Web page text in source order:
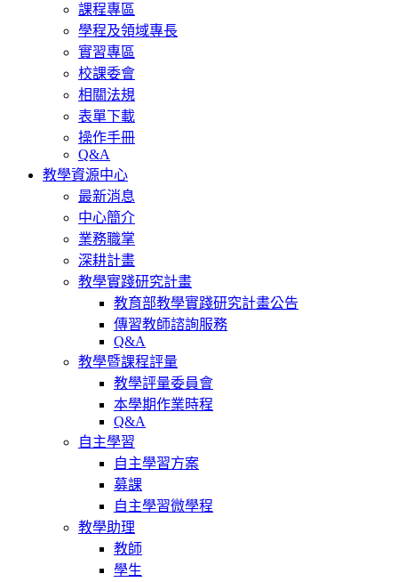
課程專區
學程及領域專長
實習專區
校課委會
相關法規
表單下載
操作手冊
Q&A
教學資源中心
最新消息
中心簡介
業務職掌
深耕計畫
教學實踐研究計畫
教育部教學實踐研究計畫公告
傳習教師諮詢服務
Q&A
教學暨課程評量
教學評量委員會
本學期作業時程
Q&A
自主學習
自主學習方案
募課
自主學習微學程
教學助理
教師
學生